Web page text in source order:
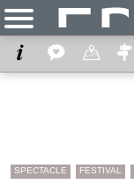
SPECTACLE FESTIVAL